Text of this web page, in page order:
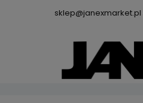
sklep@janexmarket.pl